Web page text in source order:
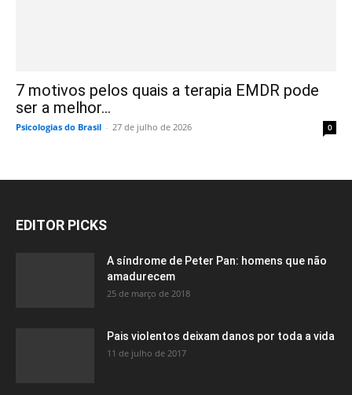
7 motivos pelos quais a terapia EMDR pode
ser a melhor...
Psicologias do Brasil - 27 de julho de 2026 0
EDITOR PICKS
A síndrome de Peter Pan: homens que não
amadurecem
25 de março de 2018
Pais violentos deixam danos por toda a vida
11 de julho de 2017